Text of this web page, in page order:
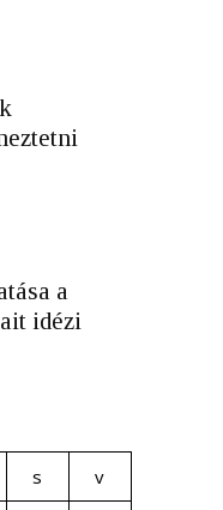
a
idézi
s
v